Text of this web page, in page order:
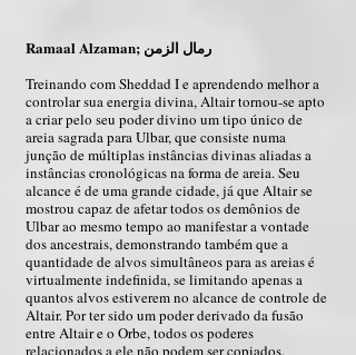
Ramaal Alzaman; رمال الزمن
Treinando com Sheddad I e aprendendo melhor a
controlar sua energia divina, Altair tornou-se apto
a criar pelo seu poder divino um tipo único de
areia sagrada para Ulbar, que consiste numa
junção de múltiplas instâncias divinas aliadas a
instâncias cronológicas na forma de areia. Seu
alcance é de uma grande cidade, já que Altair se
mostrou capaz de afetar todos os demônios de
Ulbar ao mesmo tempo ao manifestar a vontade
dos ancestrais, demonstrando também que a
quantidade de alvos simultâneos para as areias é
virtualmente indefinida, se limitando apenas a
quantos alvos estiverem no alcance de controle de
Altair. Por ter sido um poder derivado da fusão
entre Altair e o Orbe, todos os poderes
relacionados a ele não podem ser copiados,